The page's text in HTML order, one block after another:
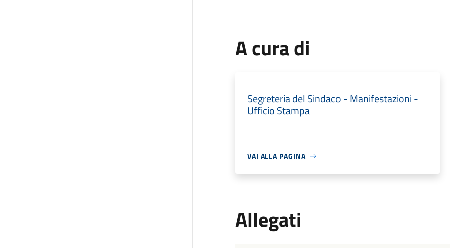
A cura di
Segreteria del Sindaco - Manifestazioni -
Ufficio Stampa
VAI ALLA PAGINA
Allegati